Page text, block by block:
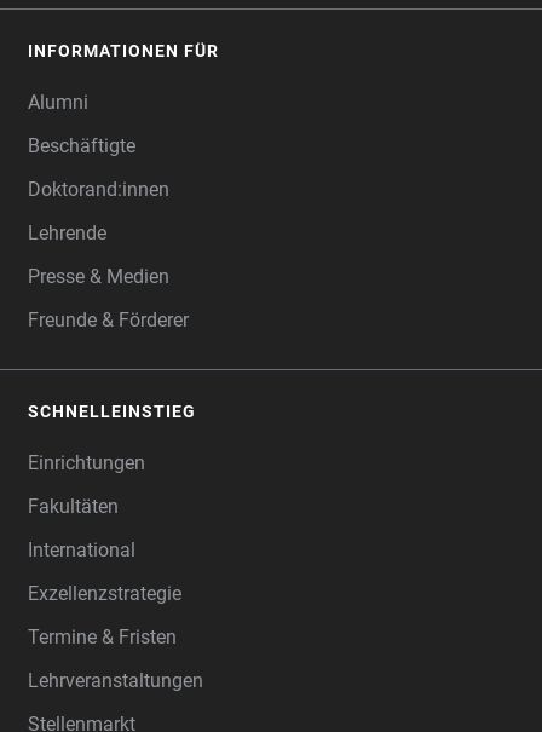
INFORMATIONEN FÜR
Alumni
Beschäftigte
Doktorand:innen
Lehrende
Presse & Medien
Freunde & Förderer
SCHNELLEINSTIEG
Einrichtungen
Fakultäten
International
Exzellenzstrategie
Termine & Fristen
Lehrveranstaltungen
Stellenmarkt